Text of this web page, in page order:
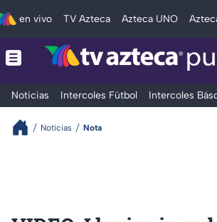
en vivo TV Azteca Azteca UNO
Noticias Intercoles Fútbol Intercoles
Noticias Nota